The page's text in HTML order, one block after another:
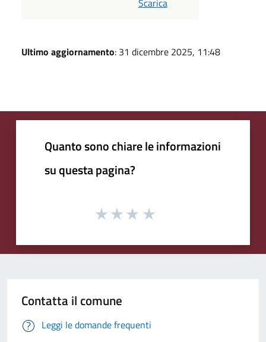
Ultimo aggiornamento: 31 dicembre 2025, 11:48
Quanto sono chiare le informazioni
su questa pagina?
Contatta il comune
Leggi le domande frequenti